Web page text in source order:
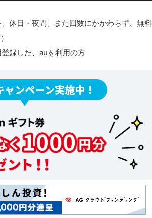
休日・夜間、また回数にかかわらず、無料
録した、auを利用の方